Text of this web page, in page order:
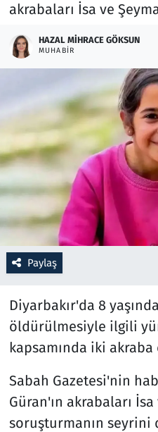
akrabaları İsa ve
HAZAL MIHRACE GÖKSUN
MUHABIR
Paylaş
Diyarbakır'da 8
öldürülmesiyle ilgili
kapsamında iki akraba
Sabah Gazetesi'nin
Güran'ın akrabaları
soruşturmanın seyrini
Memur ve Kamu
Otomobil
Ramazan
Resmi İlanlar
Rüya Tabirleri
Sağlık
Savunma Sanayi
Seçim 2023
Spor
Teknoloji ve Bilim